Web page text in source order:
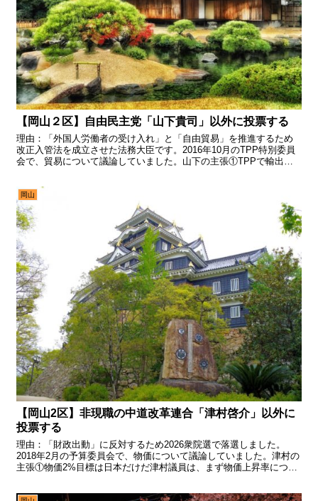
【岡山２区】自由民主党「山下貴司」以外に投票する
理由：「外国人労働者の受け入れ」と「自由貿易」を推進するため
改正入管法を成立させた法務大臣です。2016年10月のTPP特別委員
会で、貿易について議論していました。山下の主張①TPPで輸出を
岡山
【岡山2区】非現職の中道改革連合「津村啓介」以外に
投票する
理由：「財政出動」に反対するため2026衆院選で落選しました。
2018年2月の予算委員会で、物価について議論していました。津村の
主張①物価2%目標は日本だけだ津村議員は、まず物価上昇率につい